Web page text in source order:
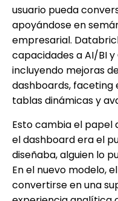
usuario pueda
apoyándose en
empresarial.
capacidades a AI/BI
incluyendo mejoras
dashboards, faceting
tablas dinámicas y
Esto cambia el papel
el dashboard era el
diseñaba, alguien lo
En el nuevo modelo,
convertirse en una